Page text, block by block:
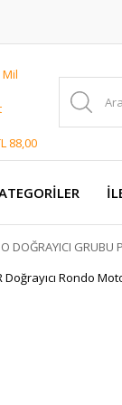
DOĞRAYICI GRUBU